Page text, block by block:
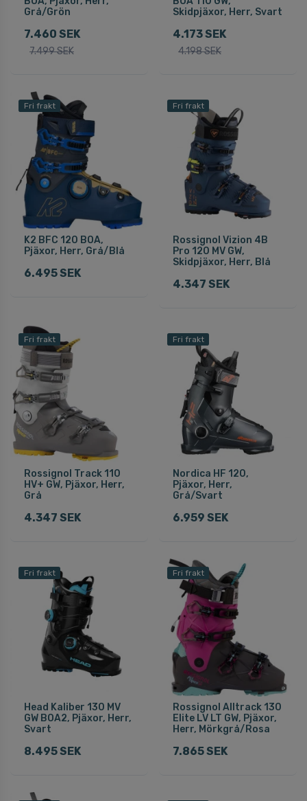
Grå/Grön
7.460 SEK
7.499 SEK
Skidpjäxor, Herr, Svart
4.173 SEK
4.198 SEK
Fri frakt
K2 BFC 120 BOA,
Pjäxor, Herr, Grå/Blå
6.495 SEK
Fri frakt
Rossignol Vizion 4B
Pro 120 MV GW,
Skidpjäxor, Herr, Blå
4.347 SEK
Fri frakt
Rossignol Track 110
HV+ GW, Pjäxor, Herr,
Grå
4.347 SEK
Fri frakt
Nordica HF 120,
Pjäxor, Herr,
Grå/Svart
6.959 SEK
Fri frakt
Head Kaliber 130 MV
GW BOA2, Pjäxor, Herr,
Svart
8.495 SEK
Fri frakt
Rossignol Alltrack 130
Elite LV LT GW, Pjäxor,
Herr, Mörkgrå/Rosa
7.865 SEK